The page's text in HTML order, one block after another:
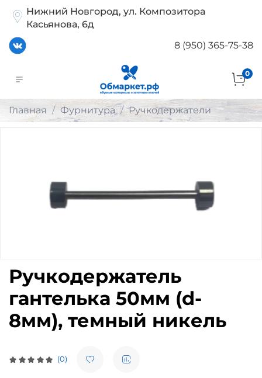
Нижний Новгород, ул. Композитора
Касьянова, 6д
8 (950) 365-75-38
0
Главная Фурнитура Ручкодержатели
(0)
Ручкодержатель
гантелька 50мм (d-
8мм), темный никель